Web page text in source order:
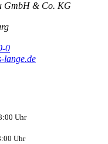
GmbH & Co. KG
0
lange.de
Uhr
Uhr